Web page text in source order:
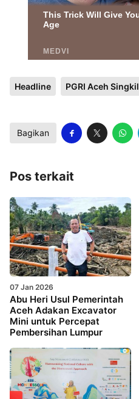
Headline PGRI Aceh Singkil
Bagikan
Pos terkait
07 Jan 2026
Abu Heri Usul Pemerintah
Aceh Adakan Excavator
Mini untuk Percepat
Pembersihan Lumpur